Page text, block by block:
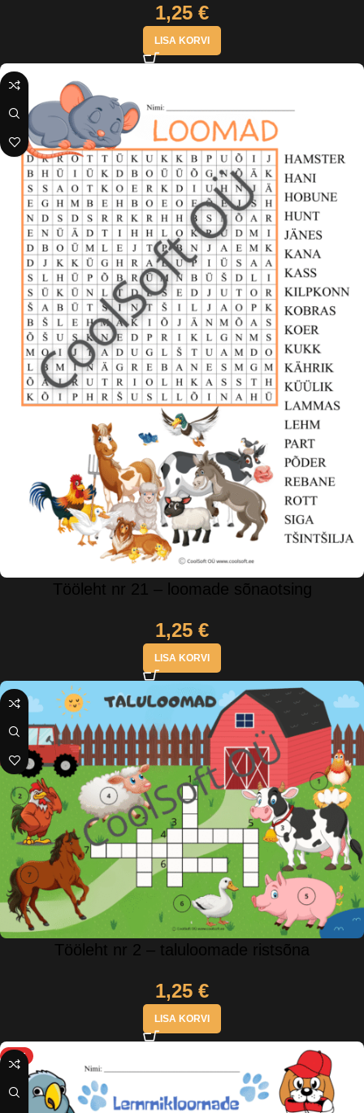
1,25 €
LISA KORVI
Tööleht nr 21 – loomade sõnaotsing
1,25 €
LISA KORVI
Tööleht nr 2 – taluloomade ristsõna
1,25 €
LISA KORVI
HOT